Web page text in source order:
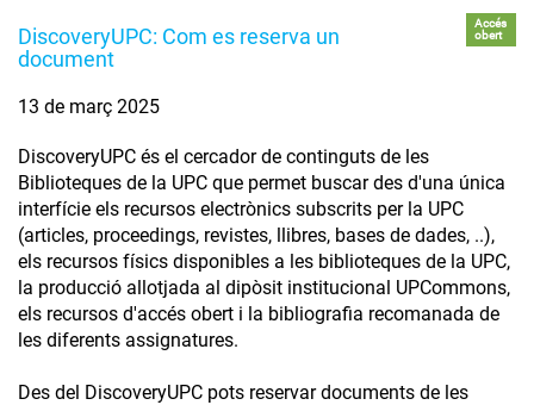
DiscoveryUPC: Com es reserva un
document
Accés
obert
13 de març 2025
DiscoveryUPC és el cercador de continguts de les
Biblioteques de la UPC que permet buscar des d'una única
interfície els recursos electrònics subscrits per la UPC
(articles, proceedings, revistes, llibres, bases de dades, ..),
els recursos físics disponibles a les biblioteques de la UPC,
la producció allotjada al dipòsit institucional UPCommons,
els recursos d'accés obert i la bibliografia recomanada de
les diferents assignatures.
Des del DiscoveryUPC pots reservar documents de les